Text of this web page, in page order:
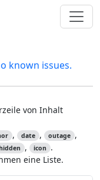
known issues.
von Inhalt
, date , outage ,
, icon .
eine Liste.